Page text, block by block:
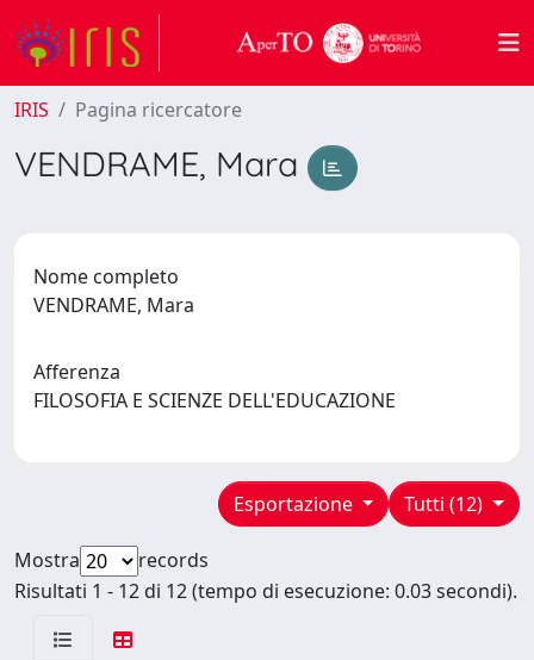
IRIS Pagina ricercatore
VENDRAME, Mara
Nome completo
VENDRAME, Mara
Afferenza
FILOSOFIA E SCIENZE DELL'EDUCAZIONE
Tutti (12)
Esportazione
Mostra
records
Risultati 1 - 12 di 12 (tempo di esecuzione: 0.03 secondi).